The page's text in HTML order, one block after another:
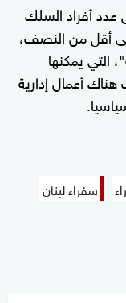
أفراد السلك
من 250 فرد حاليا إلى أقل من النصف،
التي يمكنها
أعمال إدارية
سفراء لبنان